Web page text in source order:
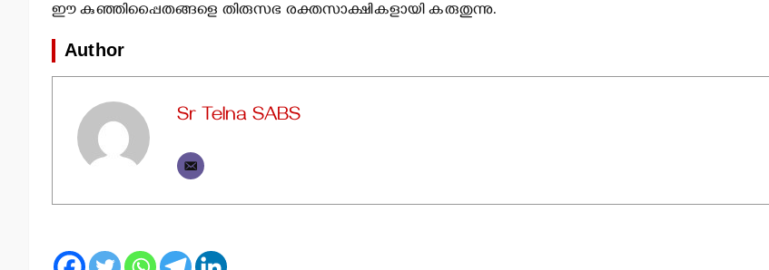
ഈ കുഞ്ഞിപ്പൈതങ്ങളെ തിരുസഭ രക്തസാക്ഷികളായി കരുതുന്നു.
Author
Sr Telna SABS